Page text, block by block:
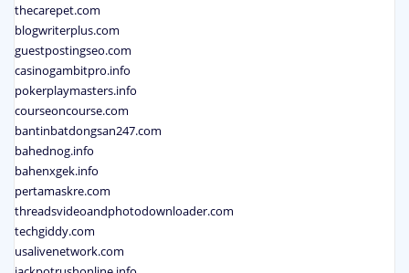
thecarepet.com
blogwriterplus.com
guestpostingseo.com
casinogambitpro.info
pokerplaymasters.info
courseoncourse.com
bantinbatdongsan247.com
bahednog.info
bahenxgek.info
pertamaskre.com
threadsvideoandphotodownloader.com
techgiddy.com
usalivenetwork.com